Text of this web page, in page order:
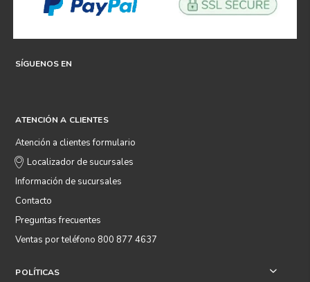
SÍGUENOS EN
ATENCIÓN A CLIENTES
Atención a clientes formulario
Localizador de sucursales
Información de sucursales
Contacto
Preguntas frecuentes
Ventas por teléfono 800 877 4637
POLÍTICAS +